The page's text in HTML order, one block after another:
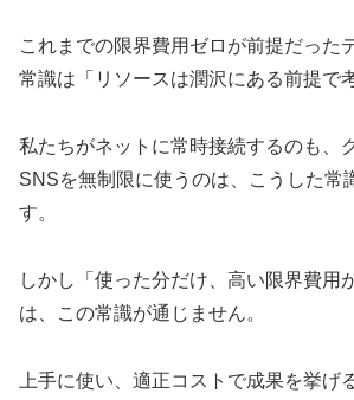
これまでの限界費用ゼロが前提だった
常識は「リソースは潤沢にある前提で
私たちがネットに常時接続するのも、
SNSを無制限に使うのは、こうした常
す。
しかし「使った分だけ、高い限界費用
は、この常識が通じません。
上手に使い、適正コストで成果を挙げ